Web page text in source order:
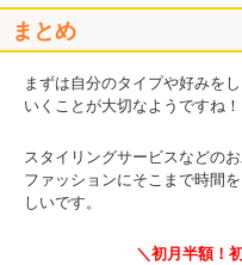
まとめ
まずは自分のタイプや好みを
いくことが大切なようですね！
スタイリングサービスなどの
ファッションにそこまで時間
しいです。
＼初月半額！